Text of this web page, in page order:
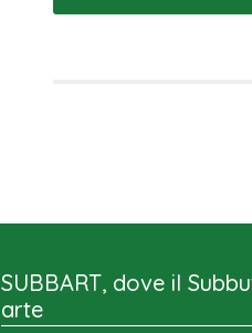
SUBBART, dove il
arte